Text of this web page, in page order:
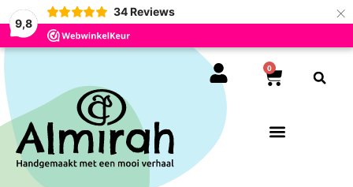
9,8
34 Reviews ×
0